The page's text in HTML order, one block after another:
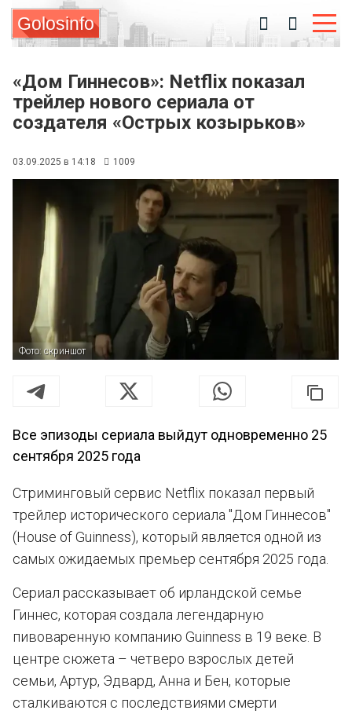
Golosinfo
«Дом Гиннесов»: Netflix показал
трейлер нового сериала от
создателя «Острых козырьков»
03.09.2025 в 14:18 1009
Фото: скриншот
Все эпизоды сериала выйдут одновременно 25
сентября 2025 года
Стриминговый сервис Netflix показал первый
трейлер исторического сериала "Дом Гиннесов"
(House of Guinness), который является одной из
самых ожидаемых премьер сентября 2025 года.
Сериал рассказывает об ирландской семье
Гиннес, которая создала легендарную
пивоваренную компанию Guinness в 19 веке. В
центре сюжета – четверо взрослых детей
семьи, Артур, Эдвард, Анна и Бен, которые
сталкиваются с последствиями смерти